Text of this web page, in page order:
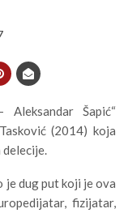
Aleksandar Šapić“
(2014) koja
je dug put koji je ova
fizijatar,